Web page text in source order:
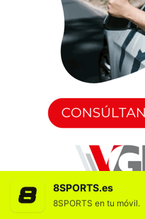
8SPORTS.es
8SPORTS en tu móvil.